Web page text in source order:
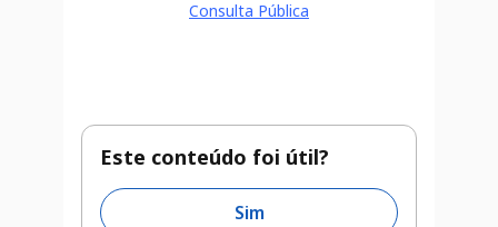
Consulta Pública
Este conteúdo foi útil?
Sim